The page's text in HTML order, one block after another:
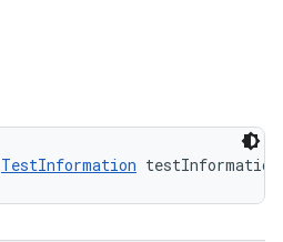
TestInformation